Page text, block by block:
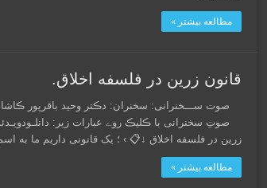
مطالعه بیشتر »
قانون زرین در فلسفه اخلاق.
زرین در فلسفه اخلاق ↓📋 › ؛ یک قانونی داریم ما به
مطالعه بیشتر »